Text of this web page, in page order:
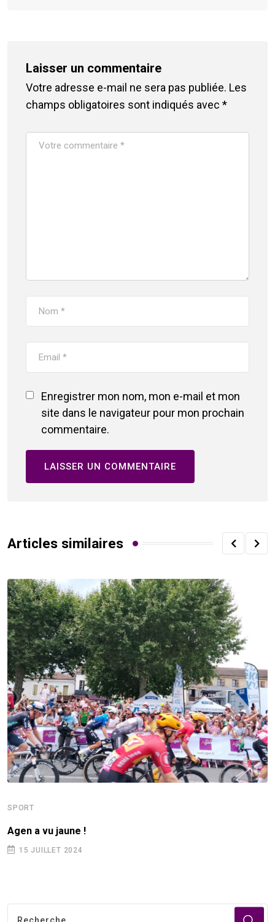
Laisser un commentaire
Votre adresse e-mail ne sera pas publiée. Les
champs obligatoires sont indiqués avec *
Enregistrer mon nom, mon e-mail et mon
site dans le navigateur pour mon prochain
commentaire.
Articles similaires
SPORT
Agen a vu jaune !
15 JUILLET 2024